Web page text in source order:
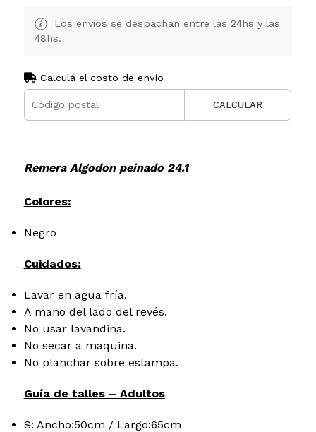
Los envios se despachan entre las 24hs y las
48hs.
Calculá el costo de envío
CALCULAR
Remera Algodon peinado 24.1
Colores:
Negro
Cuidados:
Lavar en agua fría.
A mano del lado del revés.
No usar lavandina.
No secar a maquina.
No planchar sobre estampa.
Guía de talles – Adultos
S: Ancho:50cm / Largo:65cm